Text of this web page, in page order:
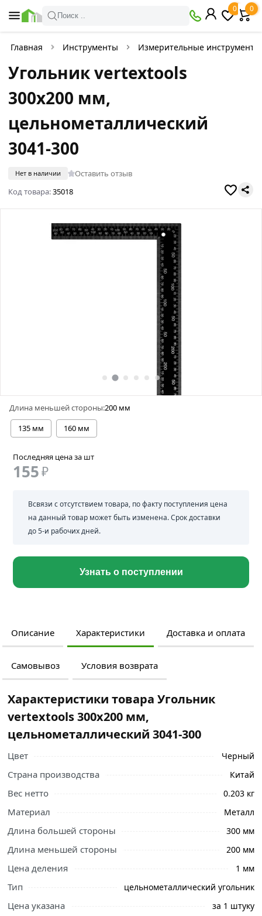
Поиск ..
0 0
Главная Инструменты Измерительные инструменты
Угольник vertextools
300x200 мм,
цельнометаллический
3041-300
Нет в наличии
Оставить отзыв
Код товара:35018
Длина меньшей стороны:200 мм
135 мм
160 мм
Последняя цена за шт
155₽
Всвязи с отсутствием товара, по факту поступления цена
на данный товар может быть изменена. Срок доставки
до 5-и рабочих дней.
Узнать о поступлении
Описание Характеристики Доставка и оплата
Самовывоз Условия возврата
Ознакомьтесь с подробными характеристиками,
описанием и отзывами о товаре, чтобы сделать
Характеристики товара Угольник
vertextools 300x200 мм,
цельнометаллический 3041-300
Цвет Черный
Страна производства Китай
Вес нетто 0.203 кг
Материал Металл
Длина большей стороны 300 мм
Длина меньшей стороны 200 мм
Цена деления 1 мм
Тип цельнометаллический угольник
Цена указана за 1 штуку